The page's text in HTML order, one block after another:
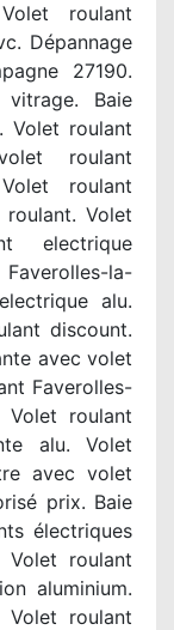
roulant
Dépannage
27190.
Baie
Volet roulant
roulant
roulant
Volet
electrique
la-
alu.
discount.
avec volet
Faverolles-
Volet roulant
alu. Volet
avec volet
prix. Baie
électriques
roulant
aluminium.
Volet roulant